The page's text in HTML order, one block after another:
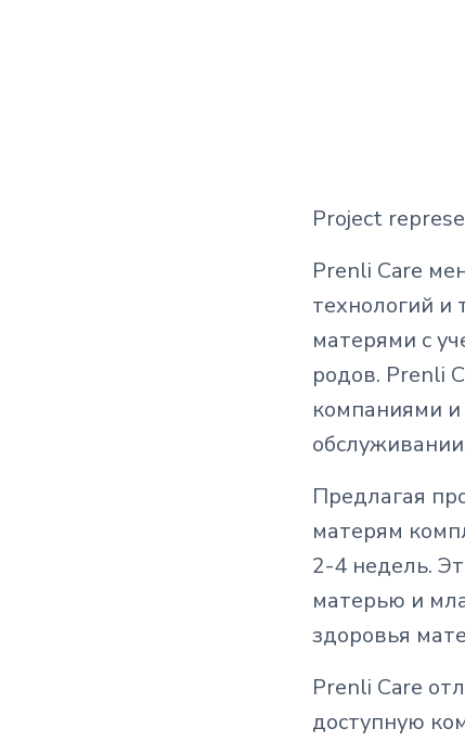
Project
Prenli Care
технологий
матерями с
родов. Prenli
компаниями
Предлагая
матерям
2-4 недель.
матерью и
здоровья
Prenli Care
доступную